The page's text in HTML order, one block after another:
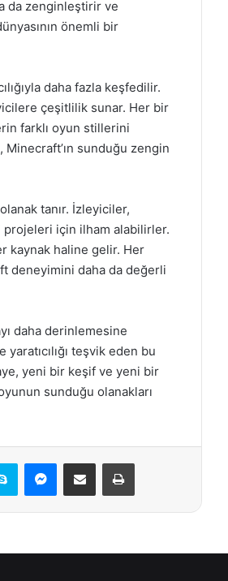
da zenginleştirir ve
önemli bir
daha fazla keşfedilir.
çeşitlilik sunar. Her bir
farklı oyun stillerini
sunduğu zengin
tanır. İzleyiciler,
projeleri için ilham alabilirler.
kaynak haline gelir. Her
deneyimini daha da değerli
daha derinlemesine
teşvik eden bu
yeni bir keşif ve yeni bir
sunduğu olanakları
Skype Messenger
E-Posta ile paylaş Yazdır